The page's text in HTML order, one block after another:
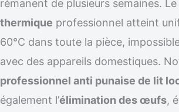
rémanent de plusieurs semaines. Le
thermique professionnel atteint
60°C dans toute la pièce,
avec des appareils domestiques.
professionnel anti punaise de lit
également l’élimination des œufs,